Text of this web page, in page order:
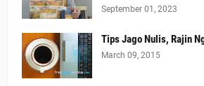
September 01, 2023
Tips Jago Nulis, Rajin
March 09, 2015